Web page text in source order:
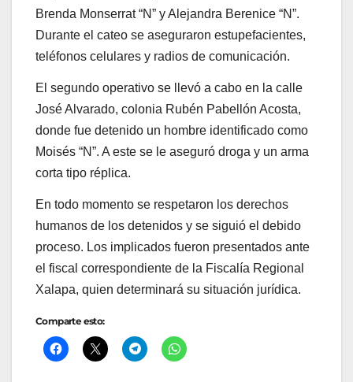
Brenda Monserrat “N” y Alejandra Berenice “N”.
Durante el cateo se aseguraron estupefacientes,
teléfonos celulares y radios de comunicación.
El segundo operativo se llevó a cabo en la calle
José Alvarado, colonia Rubén Pabellón Acosta,
donde fue detenido un hombre identificado como
Moisés “N”. A este se le aseguró droga y un arma
corta tipo réplica.
En todo momento se respetaron los derechos
humanos de los detenidos y se siguió el debido
proceso. Los implicados fueron presentados ante
el fiscal correspondiente de la Fiscalía Regional
Xalapa, quien determinará su situación jurídica.
Comparte esto: